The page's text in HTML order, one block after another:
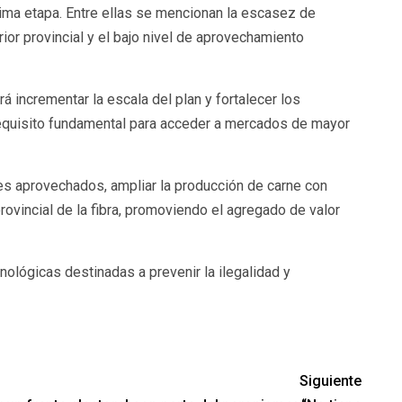
etapa. Entre ellas se mencionan la escasez de
provincial y el bajo nivel de aprovechamiento
incrementar la escala del plan y fortalecer los
fundamental para acceder a mercados de mayor
aprovechados, ampliar la producción de carne con
de la fibra, promoviendo el agregado de valor
destinadas a prevenir la ilegalidad y
Siguiente